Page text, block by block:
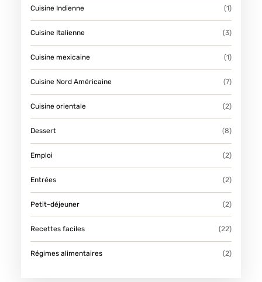
Cuisine Indienne (1)
Cuisine Italienne (3)
Cuisine mexicaine (1)
Cuisine Nord Américaine (7)
Cuisine orientale (2)
Dessert (8)
Emploi (2)
Entrées (2)
Petit-déjeuner (2)
Recettes faciles (22)
Régimes alimentaires (2)